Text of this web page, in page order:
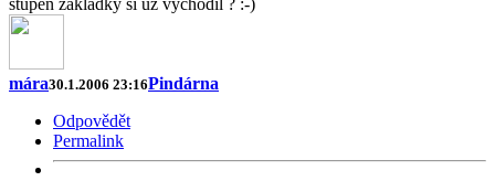
mára30.1.2006 23:16Pindárna
Odpovědět
Permalink